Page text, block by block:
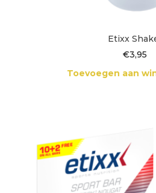
Etixx
€3,95
Toevoegen aan